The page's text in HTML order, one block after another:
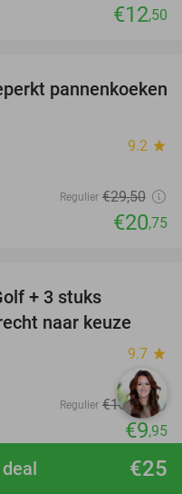
€25
€12,50
30%
pannenkoeken
9.2 star
Regulier €29,50
€20,75
+ 3 stuks
naar keuze
9.7 star
Regulier €18,45
€9,95
favorite_border